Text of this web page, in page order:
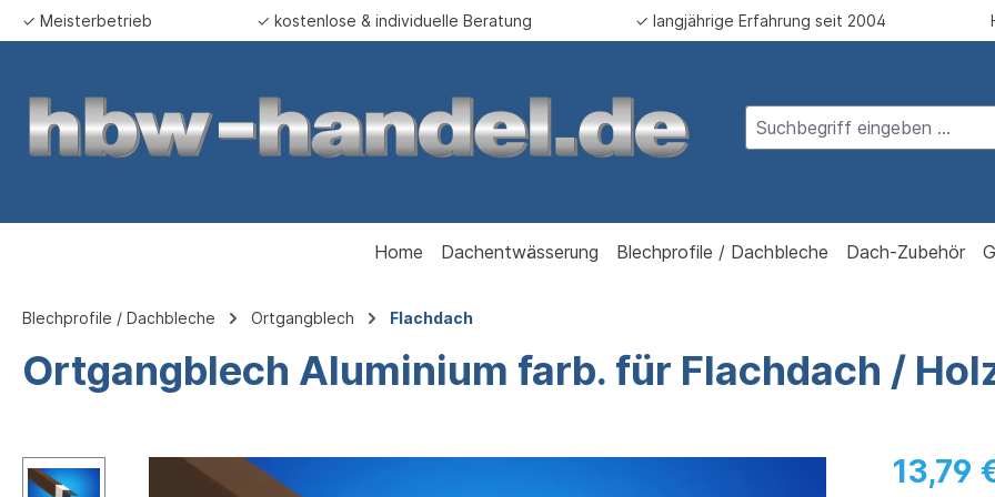
Zur Hauptnavigation springen
✓ Meisterbetrieb ✓ kostenlose & individuelle Beratung ✓ langjährige Erfahrung seit 2004
Home Dachentwässerung Blechprofile / Dachbleche Dach-Zubehör
Blechprofile / Dachbleche Ortgangblech Flachdach
Ortgangblech Aluminium farb. für Flachdach /
Bildergalerie überspringen 13,79